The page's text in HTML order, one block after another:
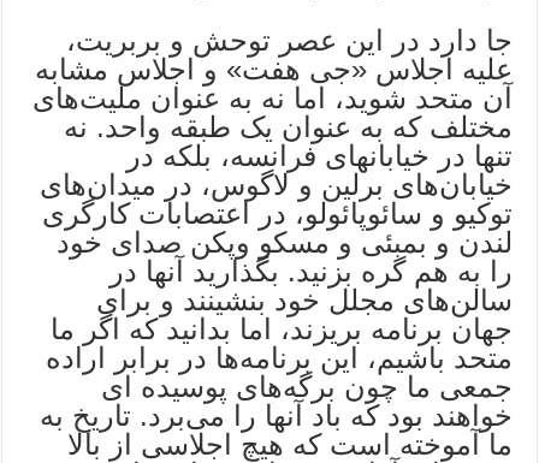
جا دارد در این عصر توحش و بربریت،
علیه اجلاس «جی هفت» و اجلاس مشابه
آن متحد شوید، اما نه به عنوان ملیت‌های
مختلف که به عنوان یک طبقه واحد. نه
تنها در خیابانهای فرانسه، بلکه در
خیابان‌های برلین و لاگوس، در میدان‌های
توکیو و سائوپائولو، در اعتصابات کارگری
لندن و بمبئی و مسکو وپکن صدای خود
را به هم گره بزنید. بگذارید آنها در
سالن‌های مجلل خود بنشینند و برای
جهان برنامه بریزند، اما بدانید که اگر ما
متحد باشیم، این برنامه‌ها در برابر اراده
جمعی ما چون برگه‌های پوسیده‌ ای
خواهند بود که باد آنها را می‌برد. تاریخ به
ما آموخته است که هیچ اجلاسی از بالا